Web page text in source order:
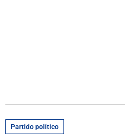
Partido político